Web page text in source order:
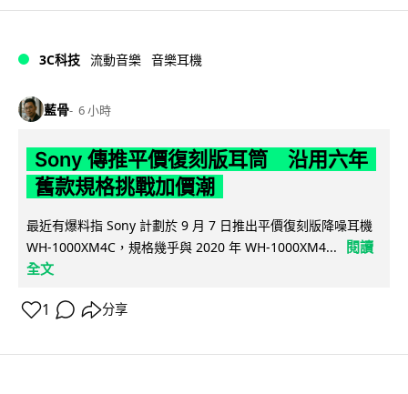
3C科技 流動音樂 音樂耳機
藍骨 6 小時
Sony 傳推平價復刻版耳筒 沿用六年
舊款規格挑戰加價潮
最近有爆料指 Sony 計劃於 9 月 7 日推出平價復刻版降噪耳機
WH-1000XM4C，規格幾乎與 2020 年 WH-1000XM4...
閱讀
全文
1 分享